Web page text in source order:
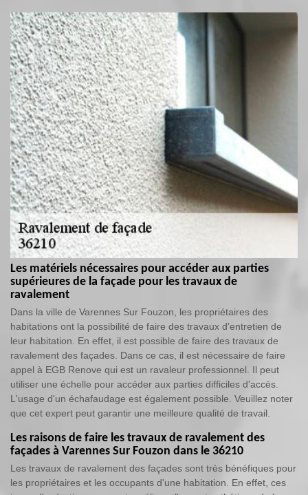
Les matériels nécessaires pour accéder aux parties
supérieures de la façade pour les travaux de
ravalement
Dans la ville de Varennes Sur Fouzon, les propriétaires des
habitations ont la possibilité de faire des travaux d'entretien de
leur habitation. En effet, il est possible de faire des travaux de
ravalement des façades. Dans ce cas, il est nécessaire de faire
appel à EGB Renove qui est un ravaleur professionnel. Il peut
utiliser une échelle pour accéder aux parties difficiles d'accès.
L'usage d'un échafaudage est également possible. Veuillez noter
que cet expert peut garantir une meilleure qualité de travail.
Les raisons de faire les travaux de ravalement des
façades à Varennes Sur Fouzon dans le 36210
Les travaux de ravalement des façades sont très bénéfiques pour
les propriétaires et les occupants d'une habitation. En effet, ces